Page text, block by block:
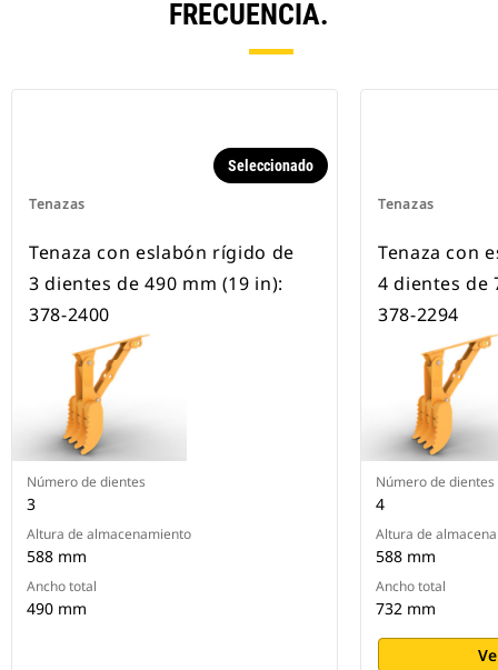
FRECUENCIA.
Tenazas
Seleccionado
Tenaza con eslabón rígido de
3 dientes de 490 mm (19 in):
378-2400
Número de dientes
3
Altura de almacenamiento
588 mm
Ancho total
490 mm
Tenazas
Tenaza con
4 dientes de
378-2294
Número de dientes
4
Altura de
588 mm
Ancho total
732 mm